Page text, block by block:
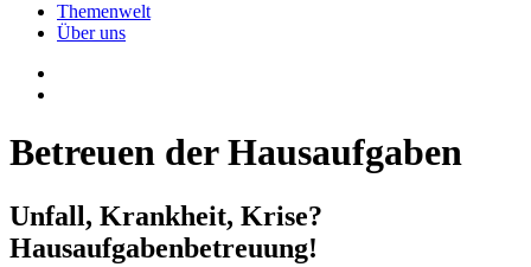
Themenwelt
Über uns
Betreuen der Hausaufgaben
Unfall, Krankheit, Krise?
Hausaufgabenbetreuung!